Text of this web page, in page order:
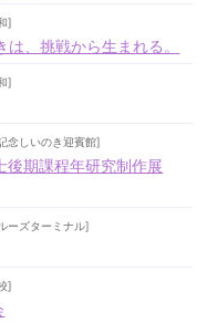
]
、挑戦から生まれる。
]
念しいのき迎賓館]
後期課程年研究制作展
ーズターミナル]
]